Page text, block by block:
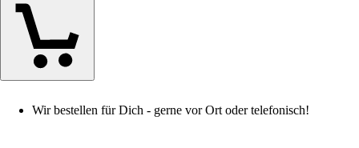
Wir bestellen für Dich - gerne vor Ort oder telefonisch!